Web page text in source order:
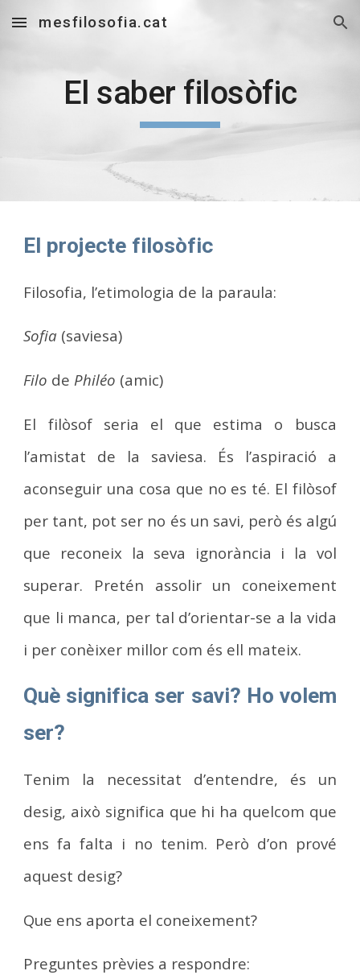
Skip to main content Skip to navigation
mesfilosofia.cat
El saber filosòfic
El projecte filosòfic
Filosofia, l’etimologia de la paraula:
Sofia (saviesa)
Filo de Philéo (amic)
El filòsof seria el que estima o busca
l’amistat de la saviesa. És l’aspiració a
aconseguir una cosa que no es té. El filòsof
per tant, pot ser no és un savi, però és algú
que reconeix la seva ignorància i la vol
superar. Pretén assolir un coneixement
que li manca, per tal d’orientar-se a la vida
i per conèixer millor com és ell mateix.
Què significa ser savi? Ho volem
ser?
Tenim la necessitat d’entendre, és un
desig, això significa que hi ha quelcom que
ens fa falta i no tenim. Però d’on prové
aquest desig?
Que ens aporta el coneixement?
Preguntes prèvies a respondre: